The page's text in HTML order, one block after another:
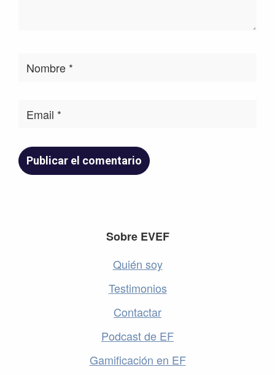
Sobre EVEF
Quién soy
Testimonios
Contactar
Podcast de EF
Gamificación en EF